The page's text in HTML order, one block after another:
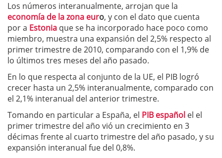
Los números interanualmente, arrojan que la
economía de la zona euro, y con el dato que cuenta
por a Estonia que se ha incorporado hace poco como
miembro, muestra una expansión del 2,5% respecto al
primer trimestre de 2010, comparando con el 1,9% de
lo últimos tres meses del año pasado.
En lo que respecta al conjunto de la UE, el PIB logró
crecer hasta un 2,5% interanualmente, comparado con
el 2,1% interanual del anterior trimestre.
Tomando en particular a España, el PIB español el el
primer trimestre del año vió un crecimiento en 3
décimas frente al cuarto trimestre del año pasado, y su
expansión interanual fue del 0,8%.